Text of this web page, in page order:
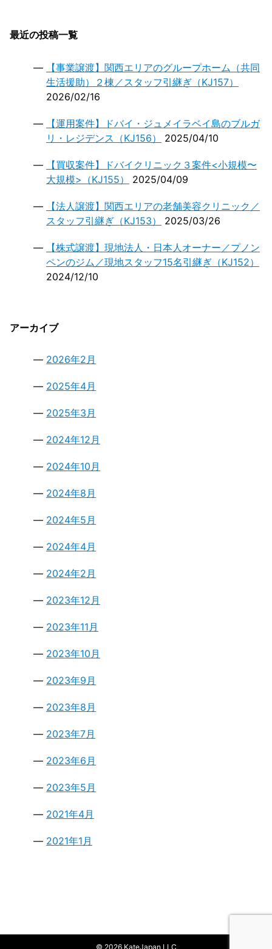
最近の投稿一覧
【事業譲渡】関西エリアのグループホーム（共同
生活援助）２棟／スタッフ引継ぎ（KJ157）
2026/02/16
【運用案件】ドバイ・ジュメイラベイ島のブルガ
リ・レジデンス（KJ156）
2025/04/10
【買収案件】ドバイクリニック３案件<小規模〜
大規模>（KJ155）
2025/04/09
【法人譲渡】関西エリアの老舗美容クリニック／
スタッフ引継ぎ（KJ153）
2025/03/26
【株式譲渡】現地法人・日本人オーナー／プノン
ペンのジム／現地スタッフ15名引継ぎ（KJ152）
2024/12/10
アーカイブ
2026年2月
2025年4月
2025年3月
2024年12月
2024年10月
2024年8月
2024年5月
2024年4月
2024年2月
2023年12月
2023年11月
2023年10月
2023年9月
2023年8月
2023年7月
2023年6月
2023年5月
2021年4月
2021年1月
© 2026 KateJapan LLC